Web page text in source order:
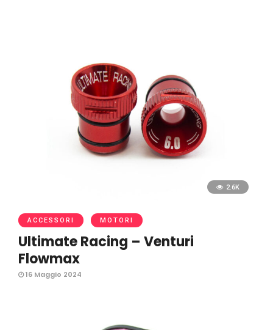
2.6K
ACCESSORI MOTORI
Ultimate Racing – Venturi
Flowmax
16 Maggio 2024